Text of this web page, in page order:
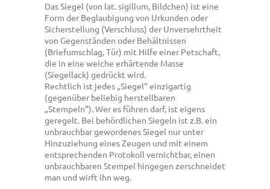
Das Siegel (von lat. sigillum, Bildchen) ist eine
Form der Beglaubigung von Urkunden oder
Sicherstellung (Verschluss) der Unversehrtheit
von Gegenständen oder Behältnissen
(Briefumschlag, Tür) mit Hilfe einer Petschaft,
die in eine weiche erhärtende Masse
(Siegellack) gedrückt wird.
Rechtlich ist jedes „Siegel“ einzigartig
(gegenüber beliebig herstellbaren
„Stempeln“). Wer es führen darf, ist eigens
geregelt. Bei behördlichen Siegeln ist z.B. ein
unbrauchbar gewordenes Siegel nur unter
Hinzuziehung eines Zeugen und mit einem
entsprechenden Protokoll vernichtbar, einen
unbrauchbaren Stempel hingegen zerschneidet
man und wirft ihn weg.